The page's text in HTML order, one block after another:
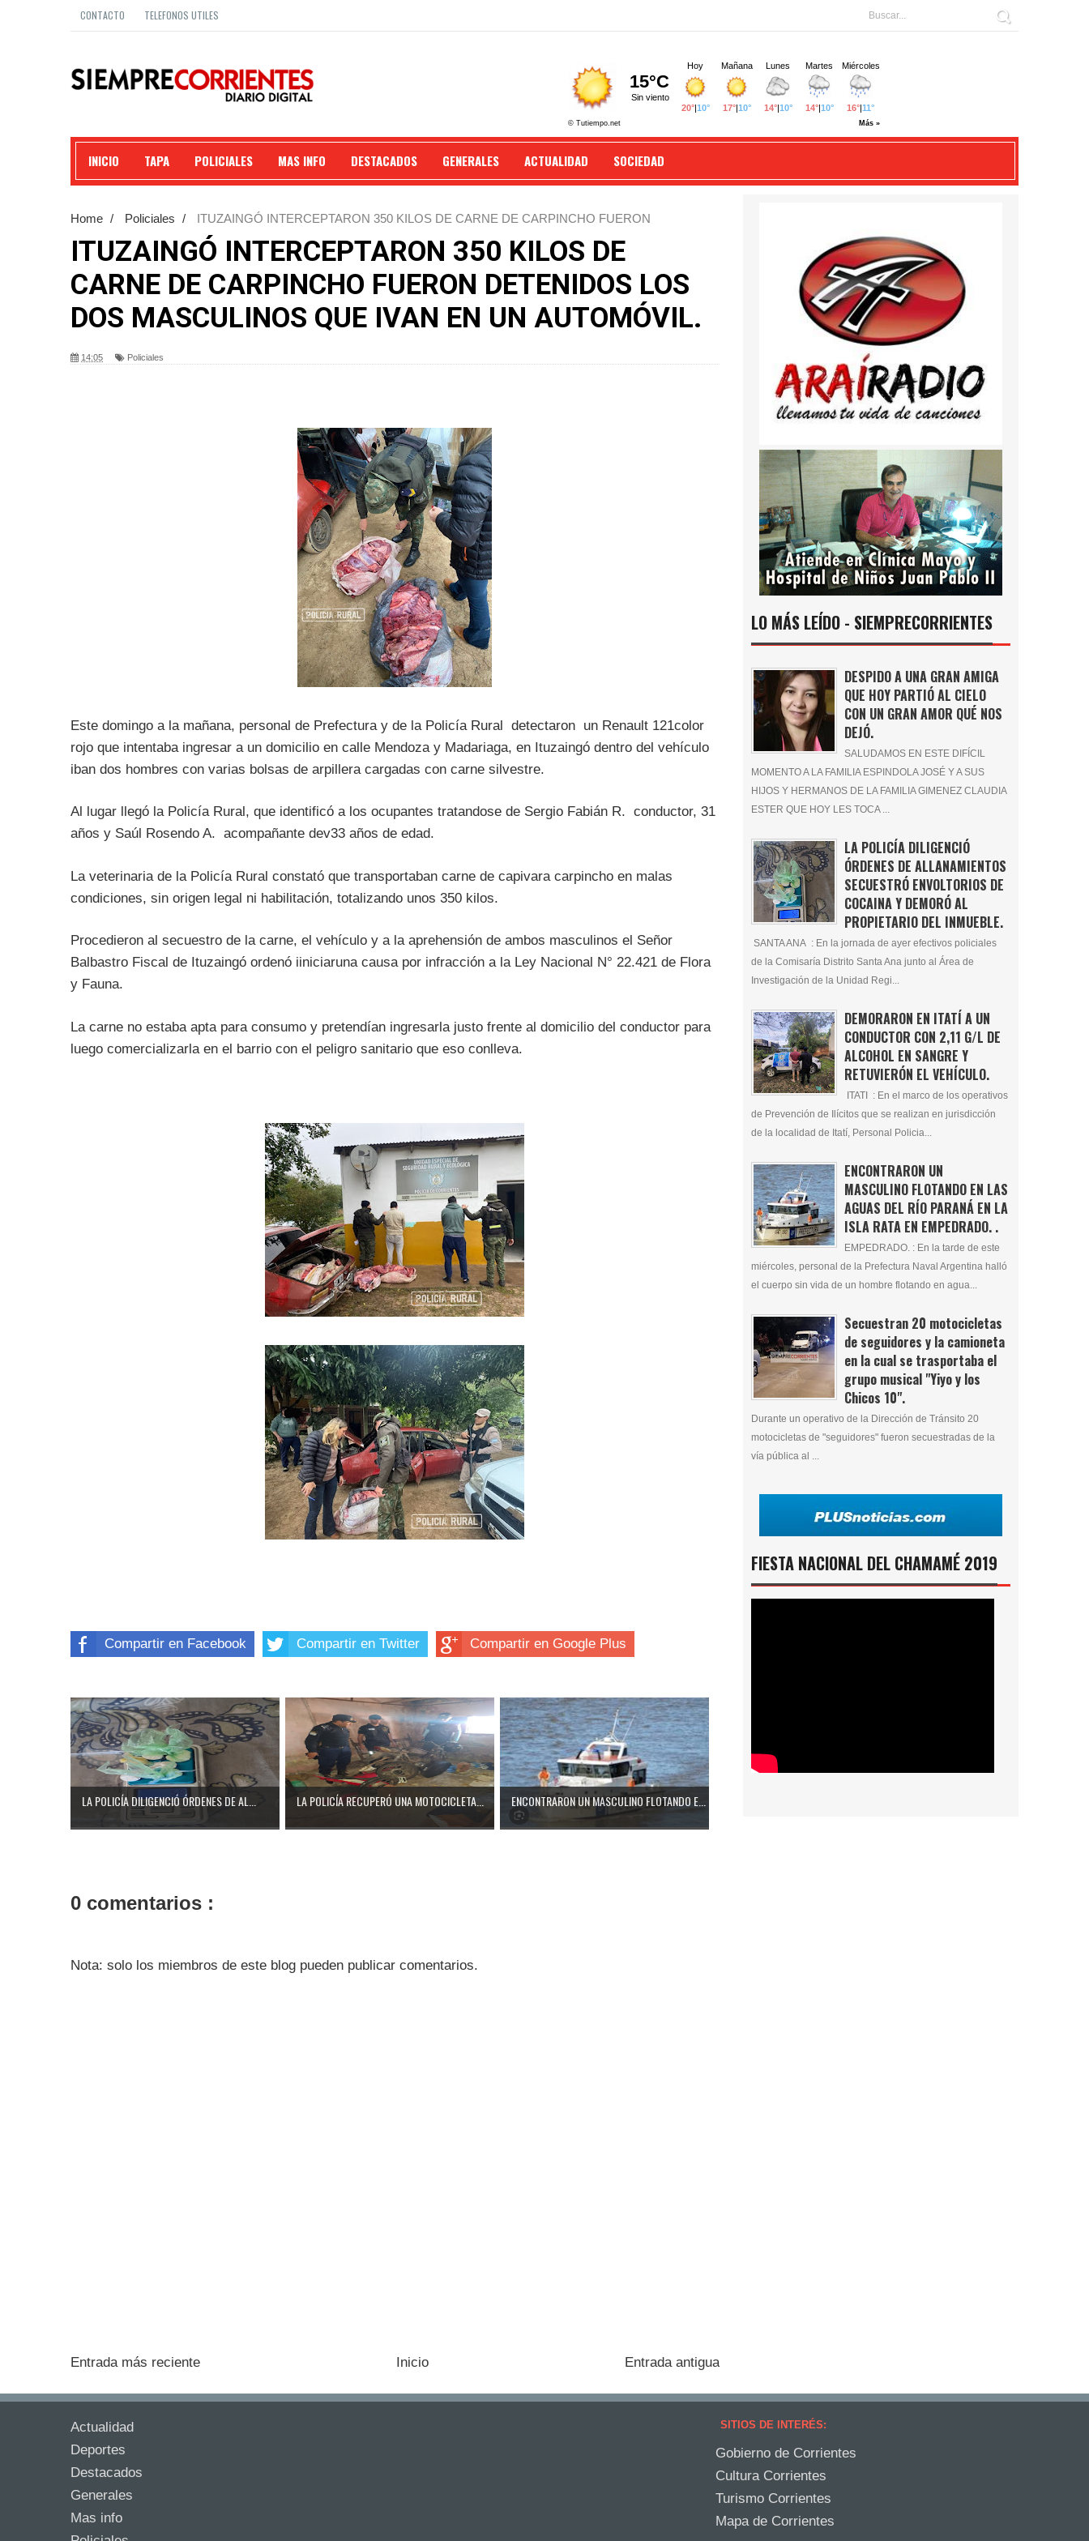
CONTACTO TELEFONOS UTILES
INICIO TAPA POLICIALES MAS INFO DESTACADOS GENERALES ACTUALIDAD SOCIEDAD
Home / Policiales /
ITUZAINGÓ INTERCEPTARON 350 KILOS DE CARNE DE CARPINCHO FUERON
DETENIDOS LOS DOS MASCULINOS QUE IVAN EN UN AUTOMÓVIL.
ITUZAINGÓ INTERCEPTARON 350 KILOS DE
CARNE DE CARPINCHO FUERON DETENIDOS LOS
DOS MASCULINOS QUE IVAN EN UN AUTOMÓVIL.
14:05 Policiales
Este domingo a la mañana, personal de Prefectura y de la Policía Rural detectaron un Renault 121color
rojo que intentaba ingresar a un domicilio en calle Mendoza y Madariaga, en Ituzaingó dentro del vehículo
iban dos hombres con varias bolsas de arpillera cargadas con carne silvestre.
Al lugar llegó la Policía Rural, que identificó a los ocupantes tratandose de Sergio Fabián R. conductor, 31
años y Saúl Rosendo A. acompañante dev33 años de edad.
La veterinaria de la Policía Rural constató que transportaban carne de capivara carpincho en malas
condiciones, sin origen legal ni habilitación, totalizando unos 350 kilos.
Procedieron al secuestro de la carne, el vehículo y a la aprehensión de ambos masculinos el Señor
Balbastro Fiscal de Ituzaingó ordenó iiniciaruna causa por infracción a la Ley Nacional N° 22.421 de Flora
y Fauna.
La carne no estaba apta para consumo y pretendían ingresarla justo frente al domicilio del conductor para
luego comercializarla en el barrio con el peligro sanitario que eso conlleva.
Compartir en Facebook Compartir en Twitter Compartir en Google Plus
LA POLICÍA DILIGENCIÓ ÓRDENES DE AL... LA POLICÍA RECUPERÓ UNA MOTOCICLETA... ENCONTRARON UN MASCULINO FLOTANDO E...
0 comentarios :
Nota: solo los miembros de este blog pueden publicar comentarios.
Entrada más reciente Entrada antigua
Inicio
LO MÁS LEÍDO - SIEMPRECORRIENTES
DESPIDO A UNA GRAN AMIGA
QUE HOY PARTIÓ AL CIELO
CON UN GRAN AMOR QUÉ NOS
DEJÓ.
SALUDAMOS EN ESTE DIFÍCIL
MOMENTO A LA FAMILIA ESPINDOLA JOSÉ Y A SUS
HIJOS Y HERMANOS DE LA FAMILIA GIMENEZ CLAUDIA
ESTER QUE HOY LES TOCA ...
LA POLICÍA DILIGENCIÓ
ÓRDENES DE ALLANAMIENTOS
SECUESTRÓ ENVOLTORIOS DE
COCAINA Y DEMORÓ AL
PROPIETARIO DEL INMUEBLE.
SANTA ANA : En la jornada de ayer efectivos policiales
de la Comisaría Distrito Santa Ana junto al Área de
Investigación de la Unidad Regi...
DEMORARON EN ITATÍ A UN
CONDUCTOR CON 2,11 G/L DE
ALCOHOL EN SANGRE Y
RETUVIERÓN EL VEHÍCULO.
ITATI : En el marco de los operativos
de Prevención de Ilícitos que se realizan en jurisdicción
de la localidad de Itatí, Personal Policia...
ENCONTRARON UN
MASCULINO FLOTANDO EN LAS
AGUAS DEL RÍO PARANÁ EN LA
ISLA RATA EN EMPEDRADO. .
EMPEDRADO. : En la tarde de este
miércoles, personal de la Prefectura Naval Argentina halló
el cuerpo sin vida de un hombre flotando en agua...
Secuestran 20 motocicletas
de seguidores y la camioneta
en la cual se trasportaba el
grupo musical "Yiyo y los
Chicos 10".
Durante un operativo de la Dirección de Tránsito 20
motocicletas de "seguidores" fueron secuestradas de la
vía pública al ...
FIESTA NACIONAL DEL CHAMAMÉ 2019
Actualidad
Deportes
Destacados
Generales
Mas info
SITIOS DE INTERÉS:
Gobierno de Corrientes
Cultura Corrientes
Turismo Corrientes
Mapa de Corrientes